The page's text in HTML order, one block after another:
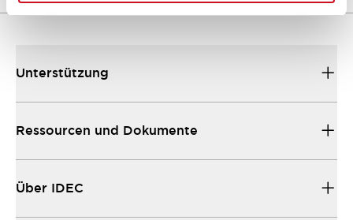
Unterstützung
Ressourcen und Dokumente
Über IDEC